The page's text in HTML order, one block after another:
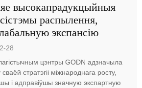
высокапрадукцыйныя
распылення,
экспансію
28
цэнтры GODN адзначыла
стратэгіі міжнароднага росту,
і адправіўшы значную экспартную